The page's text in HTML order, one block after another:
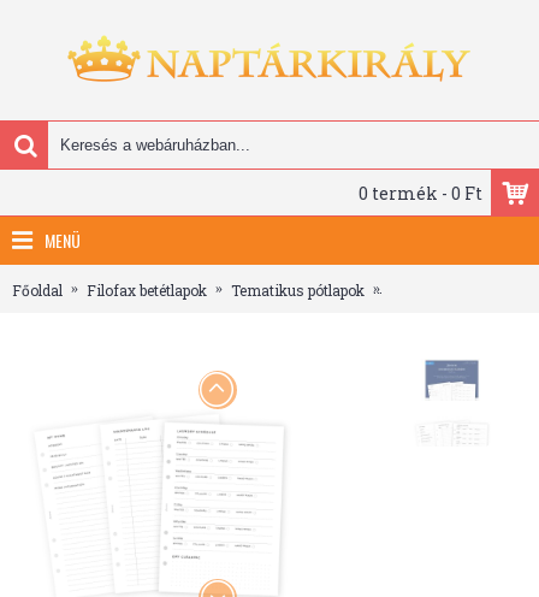
0 termék - 0 Ft
MENÜ
Főoldal Filofax betétlapok Tematikus pótlapok